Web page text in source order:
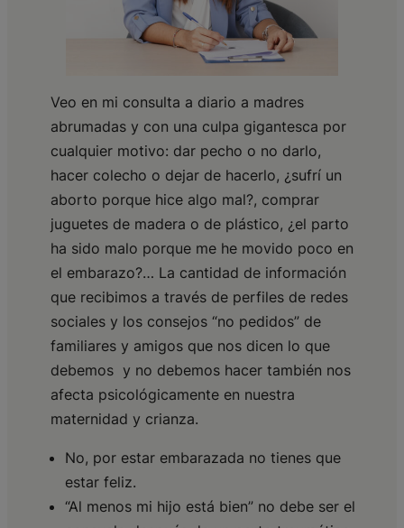
Veo en mi consulta a diario a madres
abrumadas y con una culpa gigantesca por
cualquier motivo: dar pecho o no darlo,
hacer colecho o dejar de hacerlo, ¿sufrí un
aborto porque hice algo mal?, comprar
juguetes de madera o de plástico, ¿el parto
ha sido malo porque me he movido poco en
el embarazo?… La cantidad de información
que recibimos a través de perfiles de redes
sociales y los consejos “no pedidos” de
familiares y amigos que nos dicen lo que
debemos y no debemos hacer también nos
afecta psicológicamente en nuestra
maternidad y crianza.
No, por estar embarazada no tienes que
estar feliz.
“Al menos mi hijo está bien” no debe ser el